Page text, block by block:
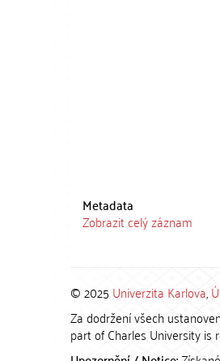
Metadata
Zobrazit celý záznam
© 2025 Univerzita Karlova,
Za dodržení všech
part of Charles University